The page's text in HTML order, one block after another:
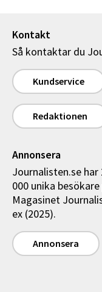
Kontakt
Så kontaktar du
Kundservice
Redaktionen
Annonsera
Journalisten.se har
000 unika
Magasinet
ex (2025).
Annonsera